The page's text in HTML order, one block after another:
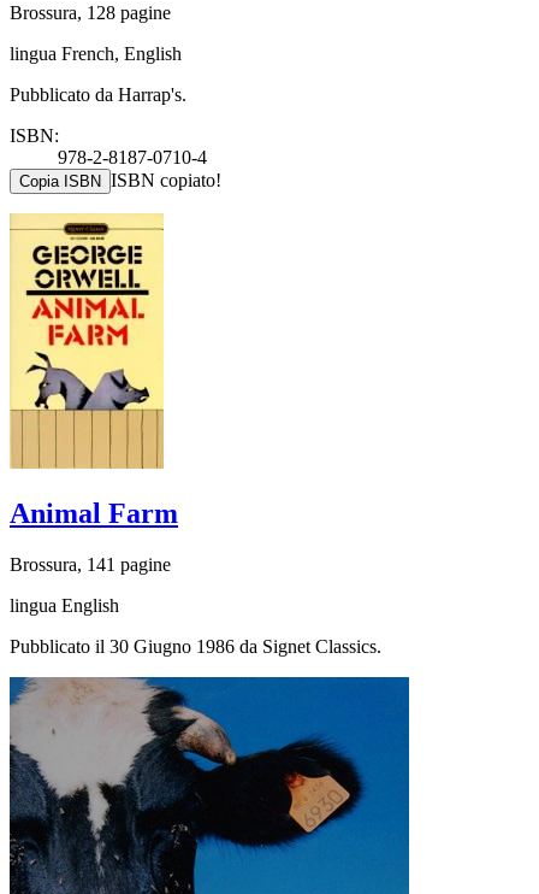
Brossura, 128 pagine
lingua French, English
Pubblicato da Harrap's.
ISBN:
978-2-8187-0710-4
Copia ISBN ISBN copiato!
Animal Farm
Brossura, 141 pagine
lingua English
Pubblicato il 30 Giugno 1986 da Signet Classics.